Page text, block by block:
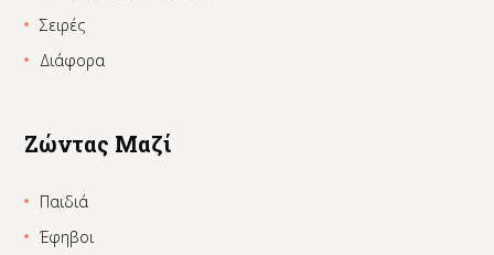
Σειρές
Διάφορα
Ζώντας Μαζί
Παιδιά
Έφηβοι